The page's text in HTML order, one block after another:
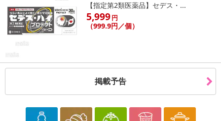
【指定第2類医薬品】セデス・...
5,999円
（999.9円／個）
掲載予告